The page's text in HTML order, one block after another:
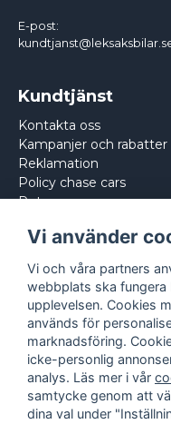
E-post:
Kundtjänst
Kontakta oss
Kampanjer och rabatter
Reklamation
Policy chase cars
Returnera
Vi använder
Vi och våra partners
webbplats ska
upplevelsen. Cookies
används för
marknadsföring.
icke-personlig
analys. Läs mer i vår
samtycke genom att
dina val under